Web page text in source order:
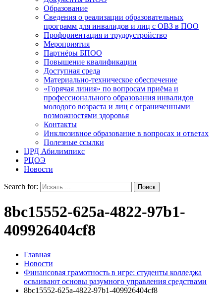
Образование
Сведения о реализации образовательных
программ для инвалидов и лиц с ОВЗ в ПОО
Профориентация и трудоустройство
Мероприятия
Партнёры БПОО
Повышение квалификации
Доступная среда
Материально-техническое обеспечение
«Горячая линия» по вопросам приёма и
профессионального образования инвалидов
молодого возраста и лиц с ограниченными
возможностями здоровья
Контакты
Инклюзивное образование в вопросах и ответах
Полезные ссылки
ЦРД Абилимпикс
РЦОЭ
Новости
Search for:
8bc15552-625a-4822-97b1-
409926404cf8
Главная
Новости
Финансовая грамотность в игре: студенты колледжа
осваивают основы разумного управления средствами
8bc15552-625a-4822-97b1-409926404cf8